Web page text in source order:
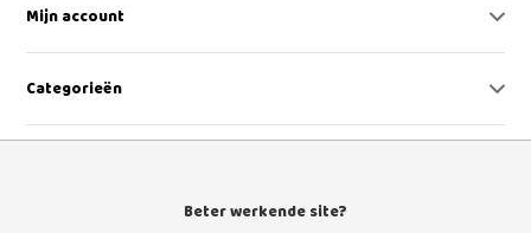
Mijn account
Categorieën
Beter werkende site?